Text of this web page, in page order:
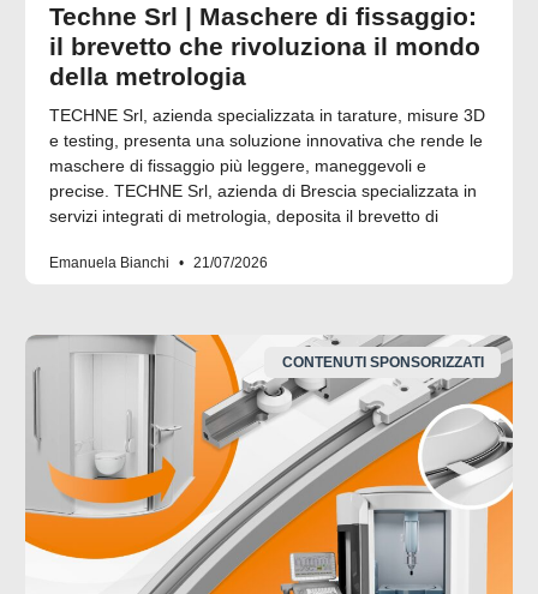
Techne Srl | Maschere di fissaggio:
il brevetto che rivoluziona il mondo
della metrologia
TECHNE Srl, azienda specializzata in tarature, misure 3D
e testing, presenta una soluzione innovativa che rende le
maschere di fissaggio più leggere, maneggevoli e
precise. TECHNE Srl, azienda di Brescia specializzata in
servizi integrati di metrologia, deposita il brevetto di
Emanuela Bianchi 21/07/2026
CONTENUTI SPONSORIZZATI